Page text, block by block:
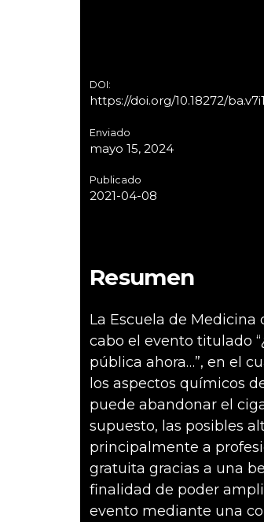
DOI:
https://doi.org/10.18272/
Enviado
mayo 15, 2024
Publicado
2021-04-08
Resumen
La Escuela de Medicina
cabo el evento titulado
pública ahora…”, en el
los aspectos químicos
puede abandonar el
supuesto, las posibles
principalmente a
gratuita gracias a una
finalidad de poder
evento mediante una